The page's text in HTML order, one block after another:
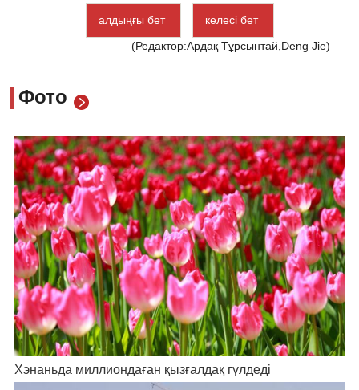
алдыңғы бет
келесі бет
(Редактор:Ардақ Тұрсынтай,Deng Jie)
Фото
Хэнаньда миллиондаған қызғалдақ гүлдеді